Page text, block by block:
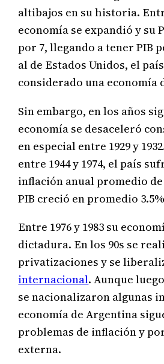
altibajos en su historia.
economía se expandió y su
por 7, llegando a tener PIB
al de Estados Unidos, el
considerado una economía
Sin embargo, en los años
economía se desaceleró
en especial entre 1929 y
entre 1944 y 1974, el país
inflación anual promedio de
PIB creció en promedio
Entre 1976 y 1983 su
dictadura. En los 90s se
privatizaciones y se
internacional. Aunque
se nacionalizaron algunas
economía de Argentina
problemas de inflación y
externa.